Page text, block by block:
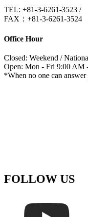
TEL: +81-3-6261-3523 /
FAX：+81-3-6261-3524
Office Hour
Closed: Weekend /
Open: Mon - Fri 9:00 AM
*When no one can
FOLLOW US